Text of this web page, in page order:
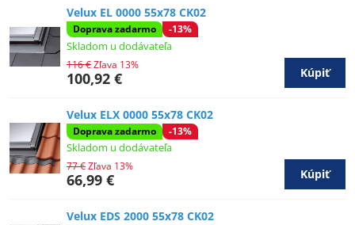
Velux EL 0000 55x78 CK02
Doprava zadarmo -13%
Skladom u dodávateľa
100,92 €
116 €Zľava 13%
Kúpiť
Velux ELX 0000 55x78 CK02
Doprava zadarmo -13%
Skladom u dodávateľa
66,99 €
77 €Zľava 13%
Kúpiť
Velux EDS 2000 55x78 CK02